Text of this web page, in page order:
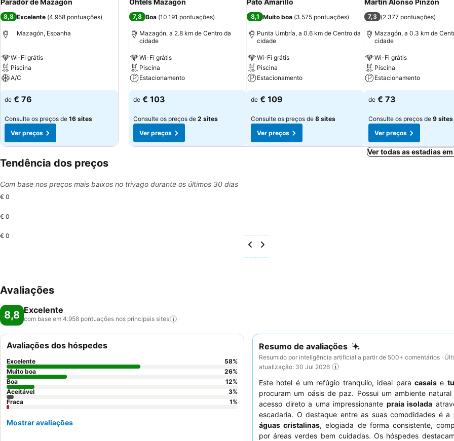
Parador de Mazagón
8,8 Excelente (4.958 pontuações)
Mazagón, Espanha
Wi-Fi grátis
Piscina
A/C
de € 76
Consulte os preços de 16 sites
Ver preços
Ohtels Mazagón
7,8 Boa (10.191 pontuações)
Mazagón, a 2.8 km de Centro da
cidade
Wi-Fi grátis
Piscina
Estacionamento
de € 103
Consulte os preços de 2 sites
Ver preços
Pato Amarillo
8,1 Muito boa (3.575 pontuações)
Punta Umbría, a 0.6 km de Centro da
cidade
Wi-Fi grátis
Piscina
Estacionamento
de € 109
Consulte os preços de 8 sites
Ver preços
Martín Alonso Pinzón
7,3 (2.377 pontuações)
Mazagón, a 0.3 km de
cidade
Wi-Fi grátis
Piscina
Estacionamento
de € 73
Consulte os preços de 9 sites
Ver preços
Ver todas as estadias
Tendência dos preços
Com base nos preços mais baixos no trivago durante os últimos 30 dias
€ 0
€ 0
€ 0
Avaliações
8,8 Excelente
com base em 4.958 pontuações nos principais sites
Resumo de avaliações
Resumido por inteligência artificial a partir de 500+ comentários ·
atualização: 30 Jul 2026
Este hotel é um refúgio tranquilo, ideal para casaise
procuram um oásis de paz. Possui um ambiente
acesso direto a uma impressionante praia isolada
escadaria. O destaque entre as suas comodidades é a
águas cristalinas, elogiada de forma consistente,
por áreas verdes bem cuidadas. Os hóspedes
Avaliações dos hóspedes
Excelente 58%
Muito boa
26%
Boa
12%
Aceitável
3%
Fraca
1%
Mostrar avaliações